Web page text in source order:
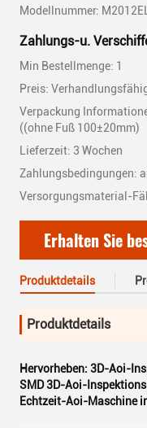
Modellnummer: M2012EL
Zahlungs-u.
Min Bestellmenge: 1
Preis:
Verpackung
((ohne Fuß 100±20mm)
Lieferzeit: 3 Wochen
Zahlungsbedingungen:
Versorgungsmaterial-
Erhalten Sie
Produktdetails
Produktdetails
Hervorheben: 3D-Aoi-
SMD 3D-Aoi-
Echtzeit-Aoi-Maschine